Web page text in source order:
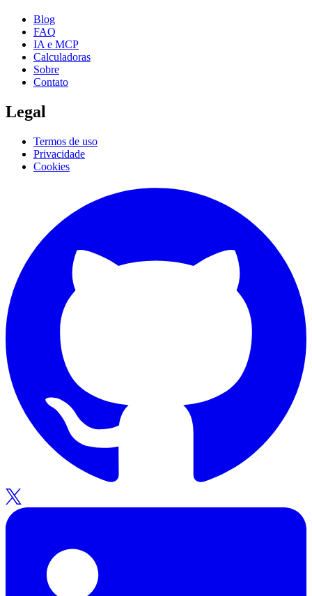
Blog
FAQ
IA e MCP
Calculadoras
Sobre
Contato
Legal
Termos de uso
Privacidade
Cookies